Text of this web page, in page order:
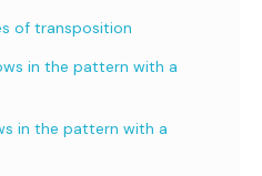
of transposition
in the pattern with a
in the pattern with a